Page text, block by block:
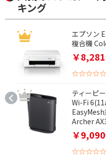
マウス
キーボード・マウスセ
ット
Officeソフトで絞
Office
モニター種類(液
ゲーミング
モニターサイズで
キング
エプソン
複合機
￥8,281
☆☆☆☆☆
ティーピ
Wi-Fi
Archer
￥9,090
☆☆☆☆☆